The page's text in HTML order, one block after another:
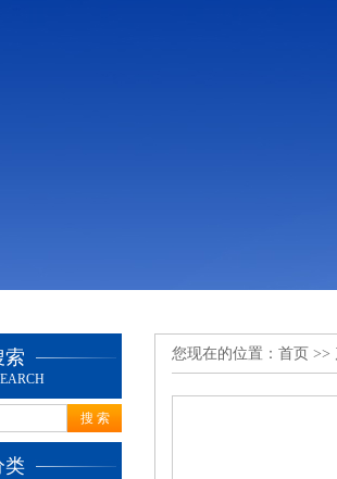
索
类
您现在的位置： 首页 >>